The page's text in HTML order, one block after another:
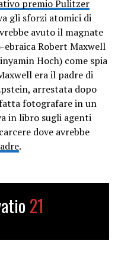
premio Pulitzer
gli sforzi atomici di
avuto il magnate
Robert Maxwell
Hoch) come spia
era il padre di
arrestata dopo
fotografare in un
in libro sugli agenti
dove avrebbe
.
21